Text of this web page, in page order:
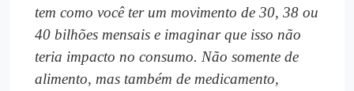
tem como você ter um movimento de 30, 38 ou
40 bilhões mensais e imaginar que isso não
teria impacto no consumo. Não somente de
alimento, mas também de medicamento,